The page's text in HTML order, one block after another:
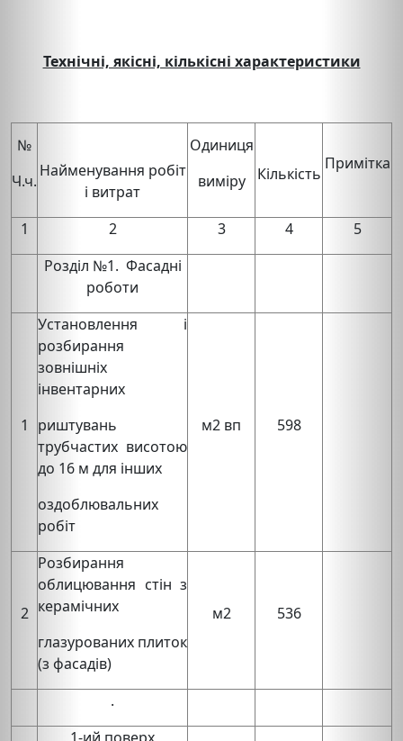
Технічні, якісні, кількісні характеристики
№
Ч.ч.
Найменування робіт
і витрат
Одиниця
виміру
Кількість
Примітка
1 2 3 4
5
Розділ №1. Фасадні
роботи
1
Установлення і
розбирання
зовнішніх
інвентарних
риштувань
трубчастих висотою
до 16 м для інших
оздоблювальних
робіт
м2 вп 598
2
Розбирання
облицювання стін з
керамічних
глазурованих плиток
(з фасадів)
м2 536
.